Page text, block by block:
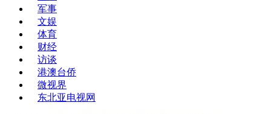
军事
文娱
体育
财经
访谈
港澳台侨
微视界
东北亚电视网